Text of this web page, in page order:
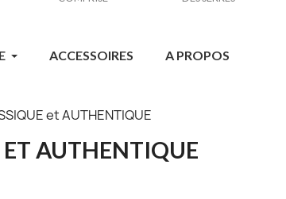
ACCESSOIRES A PROPOS
et AUTHENTIQUE
ET AUTHENTIQUE